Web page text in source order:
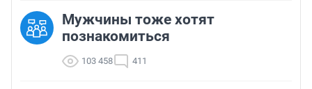
Мужчины тоже хотят
познакомиться
103 458 411